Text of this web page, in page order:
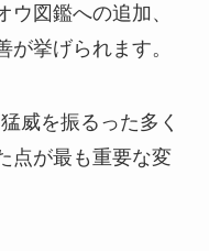
図鑑への追加、
挙げられます。
威を振るった多く
点が最も重要な変